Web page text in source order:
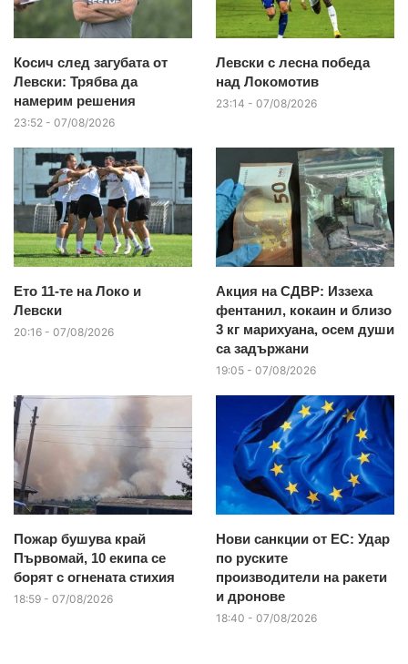
Косич след загубата от
Левски: Трябва да
намерим решения
23:52 - 07/08/2026
Левски с лесна победа
над Локомотив
23:14 - 07/08/2026
Ето 11-те на Локо и
Левски
20:16 - 07/08/2026
Акция на СДВР: Иззеха
фентанил, кокаин и близо
3 кг марихуана, осем души
са задържани
19:05 - 07/08/2026
Пожар бушува край
Първомай, 10 екипа се
борят с огнената стихия
18:59 - 07/08/2026
Нови санкции от ЕС: Удар
по руските
производители на ракети
и дронове
18:40 - 07/08/2026